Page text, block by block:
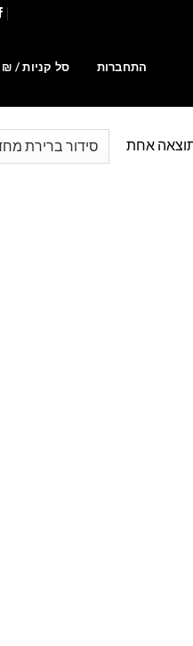
התחברות סל קניות / ₪
אחת